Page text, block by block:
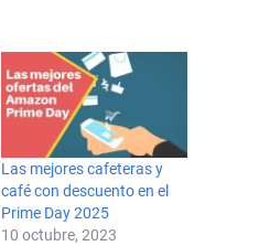
Las mejores cafeteras y
café con descuento en el
Prime Day 2025
10 octubre, 2023